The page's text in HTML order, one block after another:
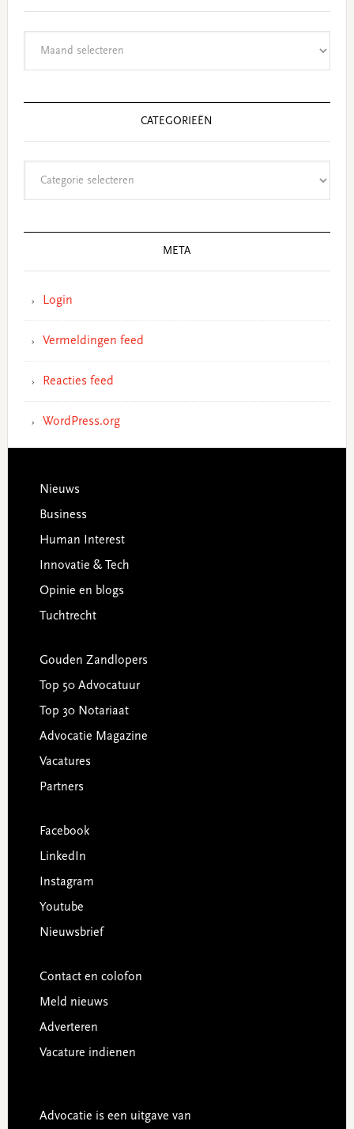
CATEGORIEËN
META
Login
Vermeldingen feed
Reacties feed
WordPress.org
Footer
Nieuws
Business
Human Interest
Innovatie & Tech
Opinie en blogs
Tuchtrecht
Gouden Zandlopers
Top 50 Advocatuur
Top 30 Notariaat
Advocatie Magazine
Vacatures
Partners
Facebook
LinkedIn
Instagram
Youtube
Nieuwsbrief
Contact en colofon
Meld nieuws
Adverteren
Vacature indienen
Advocatie is een uitgave van